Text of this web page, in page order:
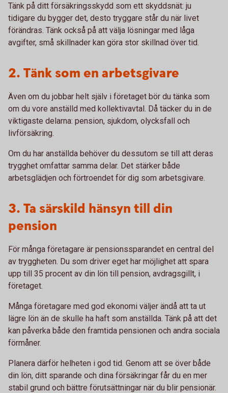
Tänk på ditt försäkringsskydd som ett skyddsnät: ju
tidigare du bygger det, desto tryggare står du när livet
förändras. Tänk också på att välja lösningar med låga
avgifter, små skillnader kan göra stor skillnad över tid.
2. Tänk som en arbetsgivare
Även om du jobbar helt själv i företaget bör du tänka som
om du vore anställd med kollektivavtal. Då täcker du in de
viktigaste delarna: pension, sjukdom, olycksfall och
livförsäkring.
Om du har anställda behöver du dessutom se till att deras
trygghet omfattar samma delar. Det stärker både
arbetsglädjen och förtroendet för dig som arbetsgivare.
3. Ta särskild hänsyn till din
pension
För många företagare är pensionssparandet en central del
av tryggheten. Du som driver eget har möjlighet att spara
upp till 35 procent av din lön till pension, avdragsgillt, i
företaget.
Många företagare med god ekonomi väljer ändå att ta ut
lägre lön än de skulle ha haft som anställda. Tänk på att det
kan påverka både den framtida pensionen och andra sociala
förmåner.
Planera därför helheten i god tid. Genom att se över både
din lön, ditt sparande och dina försäkringar får du en mer
stabil grund och bättre förutsättningar när du blir pensionär.